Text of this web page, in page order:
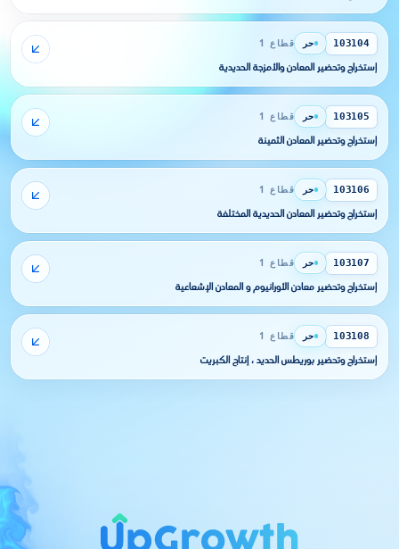
103104 حر قطاع 1
إستخراج وتحضير المعادن والأمزجة الحديدية
103105 حر قطاع 1
إستخراج وتحضير المعادن الثمينة
103106 حر قطاع 1
إستخراج وتحضير المعادن الحديدية المختلفة
103107 حر قطاع 1
إستخراج وتحضير معادن الأورانيوم و المعادن الإشعاعية
103108 حر قطاع 1
إستخراج وتحضير بوريطس الحديد ، إنتاج الكبريت